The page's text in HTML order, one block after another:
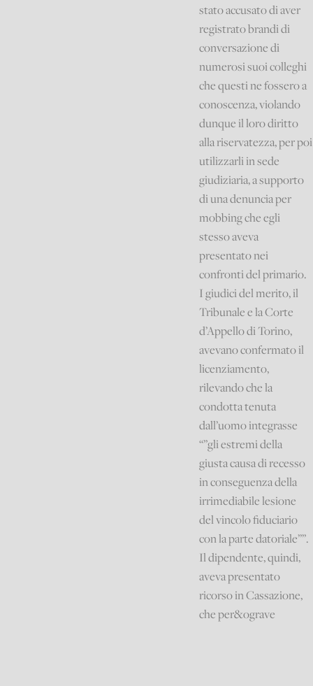
stato accusato di aver
registrato brandi di
conversazione di
numerosi suoi colleghi
che questi ne fossero a
conoscenza, violando
dunque il loro diritto
alla riservatezza, per poi
utilizzarli in sede
giudiziaria, a supporto
di una denuncia per
mobbing che egli
stesso aveva
presentato nei
confronti del primario.
I giudici del merito, il
Tribunale e la Corte
d’Appello di Torino,
avevano confermato il
licenziamento,
rilevando che la
condotta tenuta
dall’uomo integrasse
“”gli estremi della
giusta causa di recesso
in conseguenza della
irrimediabile lesione
del vincolo fiduciario
con la parte datoriale””.
Il dipendente, quindi,
aveva presentato
ricorso in Cassazione,
che per&ograve